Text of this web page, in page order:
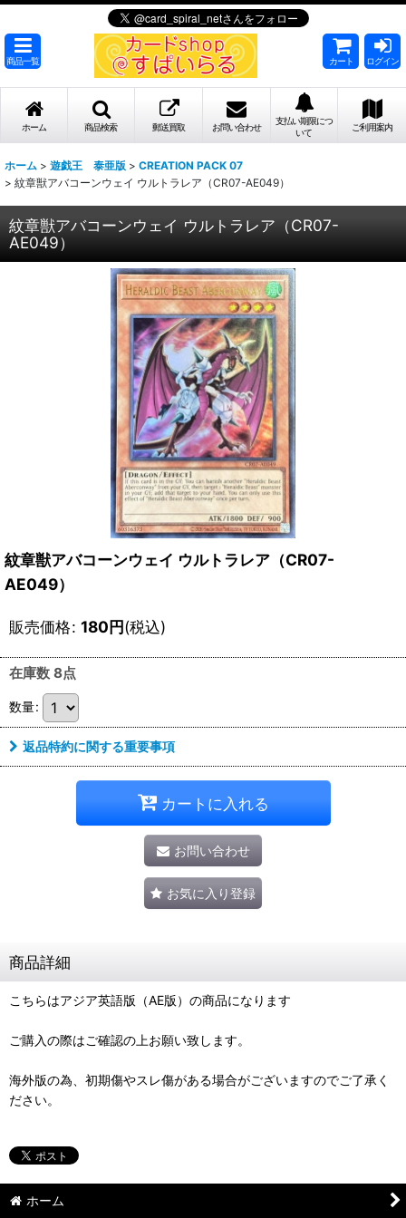
商品一覧 カート ログイン
ホーム 商品検索 郵送買取 お問い合わせ
支払い期限につ
いて
ご利用案内
ホーム > 遊戯王 泰亜版 > CREATION PACK 07
> 紋章獣アバコーンウェイ ウルトラレア（CR07-AE049）
紋章獣アバコーンウェイ ウルトラレア（CR07-
AE049）
紋章獣アバコーンウェイ ウルトラレア（CR07-
AE049）
販売価格: 180円(税込)
在庫数 8点
数量:
返品特約に関する重要事項
カートに入れる
お問い合わせ
お気に入り登録
商品詳細
こちらはアジア英語版（AE版）の商品になります
ご購入の際はご確認の上お願い致します。
海外版の為、初期傷やスレ傷がある場合がございますのでご了承く
ださい。
ホーム